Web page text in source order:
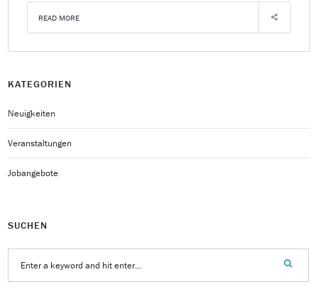
READ MORE
KATEGORIEN
Neuigkeiten
Veranstaltungen
Jobangebote
SUCHEN